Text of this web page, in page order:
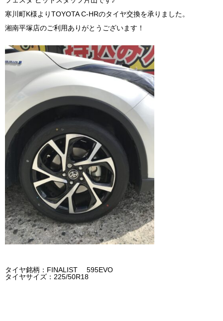
寒川町K様よりTOYOTA C-HRのタイヤ交換を承りました。
湘南平塚店のご利用ありがとうございます！
タイヤ銘柄：FINALIST 595EVO
タイヤサイズ：225/50R18